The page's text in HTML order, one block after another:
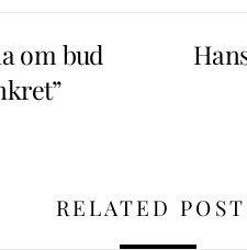
om bud
RELATED